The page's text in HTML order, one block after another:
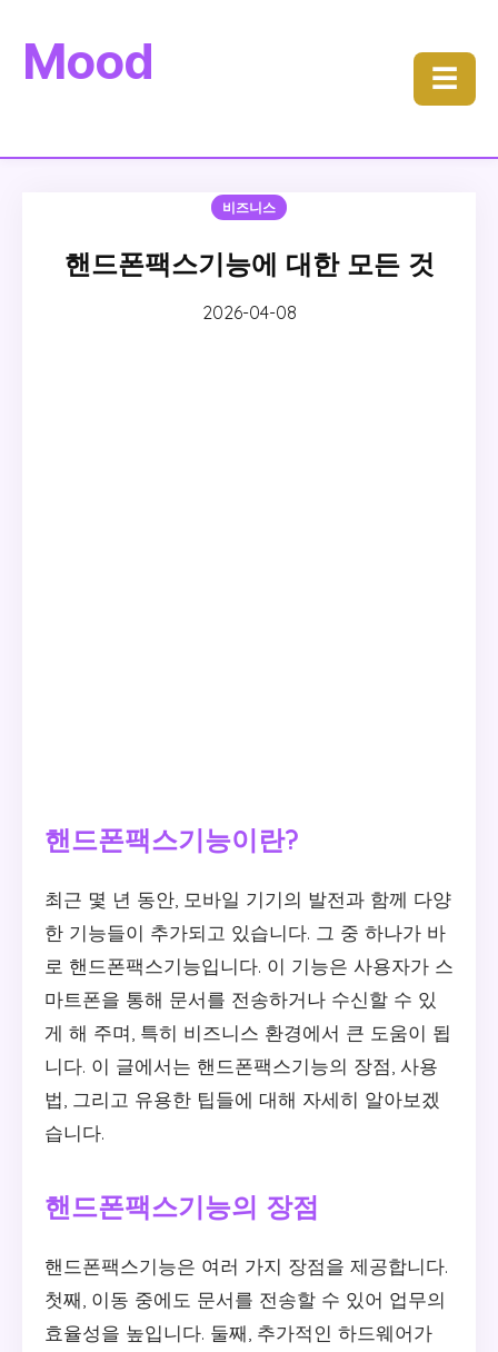
Mood ☰
비즈니스
핸드폰팩스기능에 대한 모든 것
2026-04-08
핸드폰팩스기능이란?
최근 몇 년 동안, 모바일 기기의 발전과 함께 다양
한 기능들이 추가되고 있습니다. 그 중 하나가 바
로 핸드폰팩스기능입니다. 이 기능은 사용자가 스
마트폰을 통해 문서를 전송하거나 수신할 수 있
게 해 주며, 특히 비즈니스 환경에서 큰 도움이 됩
니다. 이 글에서는 핸드폰팩스기능의 장점, 사용
법, 그리고 유용한 팁들에 대해 자세히 알아보겠
습니다.
핸드폰팩스기능의 장점
핸드폰팩스기능은 여러 가지 장점을 제공합니다.
첫째, 이동 중에도 문서를 전송할 수 있어 업무의
효율성을 높입니다. 둘째, 추가적인 하드웨어가